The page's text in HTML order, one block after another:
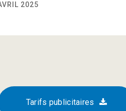
2025
Tarifs publicitaires